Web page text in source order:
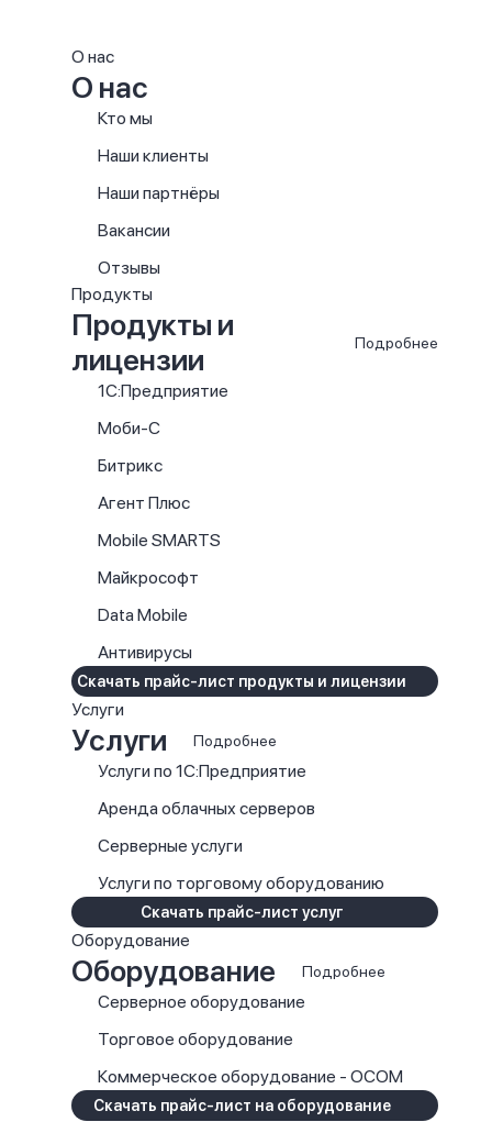
О нас
О нас
Кто мы
Наши клиенты
Наши партнёры
Вакансии
Отзывы
Продукты
Продукты и
лицензии
Подробнее
1С:Предприятие
Моби-С
Битрикс
Агент Плюс
Mobile SMARTS
Майкрософт
Data Mobile
Антивирусы
Скачать прайс-лист продукты и лицензии
Услуги
Услуги Подробнее
Услуги по 1С:Предприятие
Аренда облачных серверов
Серверные услуги
Услуги по торговому оборудованию
Скачать прайс-лист услуг
Оборудование
Оборудование Подробнее
Серверное оборудование
Торговое оборудование
Коммерческое оборудование - OCOM
Скачать прайс-лист на оборудование